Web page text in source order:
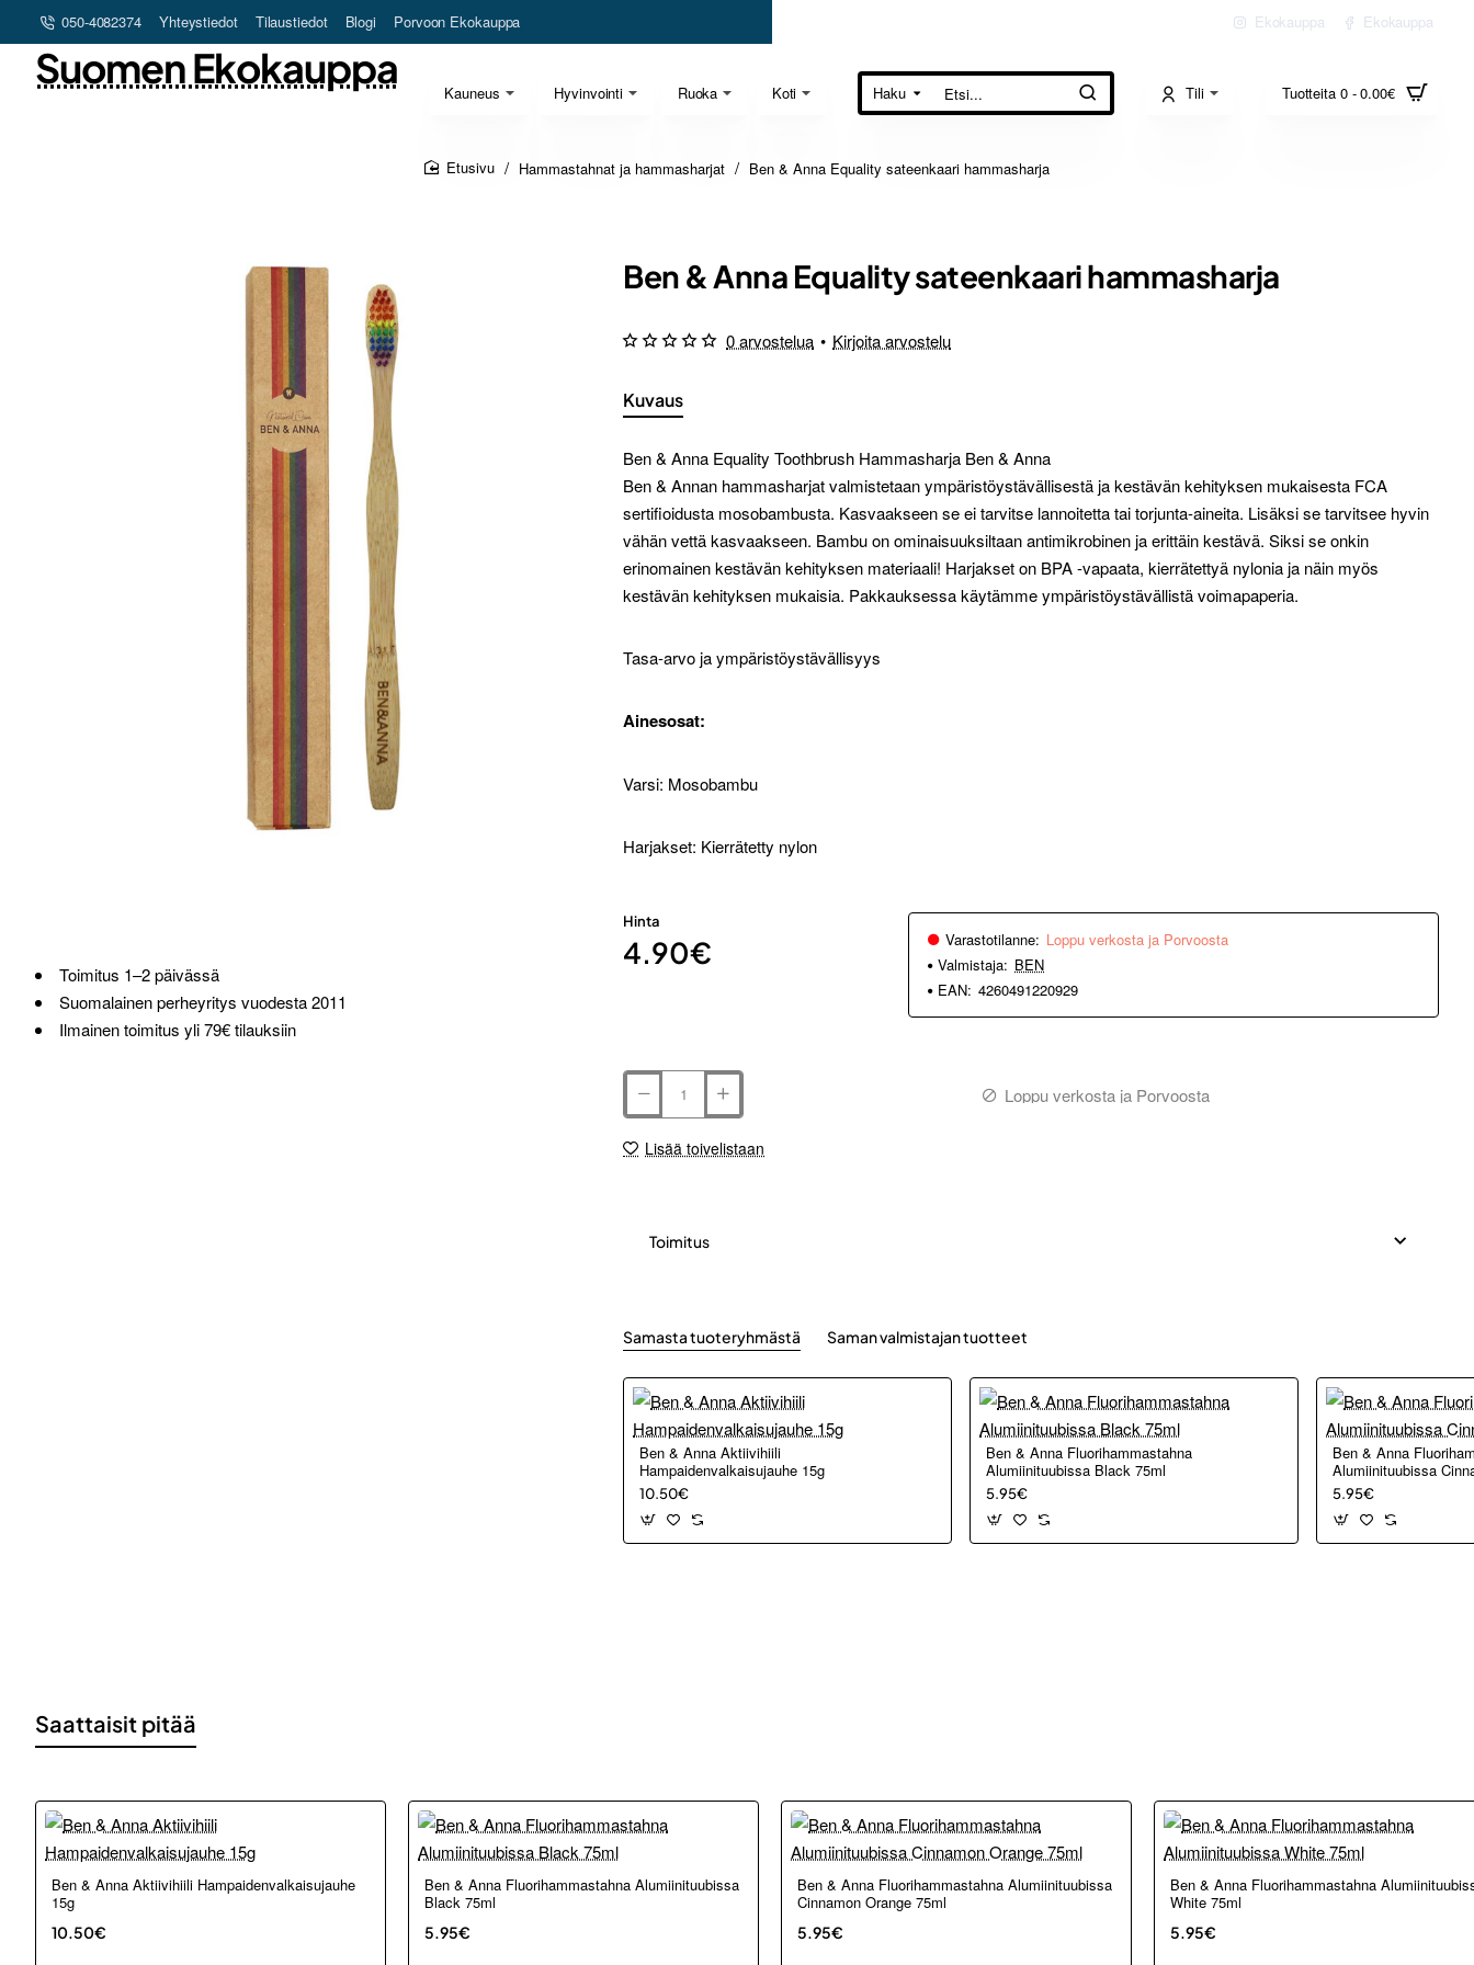
050-4082374 Yhteystiedot Tilaustiedot Blogi Porvoon Ekokauppa Ekokauppa Ekokauppa
Kauneus Hyvinvointi Ruoka Koti
Suomen Ekokauppa
Haku
Etsi... Tili Tuotteita 0 - 0.00€
Hammastahnat ja hammasharjat Ben & Anna Equality sateenkaari hammasharja
Toimitus 1–2 päivässä
Suomalainen perheyritys vuodesta 2011
Ilmainen toimitus yli 79€ tilauksiin
Ben & Anna Equality sateenkaari hammasharja
Kuvaus
Ben & Anna Equality Toothbrush Hammasharja Ben & Anna
Ben & Annan hammasharjat valmistetaan ympäristöystävällisestä ja kestävän kehityksen mukaisesta FCA
sertifioidusta mosobambusta. Kasvaakseen se ei tarvitse lannoitetta tai torjunta-aineita. Lisäksi se tarvitsee hyvin
vähän vettä kasvaakseen. Bambu on ominaisuuksiltaan antimikrobinen ja erittäin kestävä. Siksi se onkin
erinomainen kestävän kehityksen materiaali! Harjakset on BPA -vapaata, kierrätettyä nylonia ja näin myös
kestävän kehityksen mukaisia. Pakkauksessa käytämme ympäristöystävällistä voimapaperia.
Tasa-arvo ja ympäristöystävällisyys
Ainesosat:
Varsi: Mosobambu
Harjakset: Kierrätetty nylon
0 arvostelua • Kirjoita arvostelu
Hinta
4.90€ Varastotilanne: Loppu verkosta ja Porvoosta
Valmistaja: BEN
EAN: 4260491220929
Loppu verkosta ja Porvoosta
Lisää toivelistaan
Toimitus
Samasta tuoteryhmästä Saman valmistajan tuotteet
Ben & Anna Aktiivihiili
Hampaidenvalkaisujauhe 15g
10.50€
Ben & Anna Fluorihammastahna
Alumiinituubissa Black 75ml
5.95€
Ben & Anna
Alumiinituubissa
5.95€
Saattaisit pitää
Ben & Anna Aktiivihiili Hampaidenvalkaisujauhe
15g
10.50€
Ben & Anna Fluorihammastahna Alumiinituubissa
Black 75ml
5.95€
Ben & Anna Fluorihammastahna Alumiinituubissa
Cinnamon Orange 75ml
5.95€
Ben & Anna Fluorihammastahna
White 75ml
5.95€